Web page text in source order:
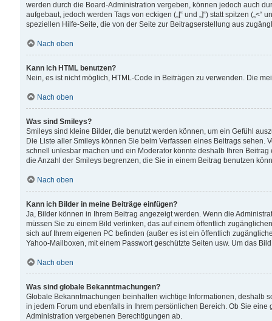
werden durch die Board-Administration vergeben, können jedoch auch
aufgebaut, jedoch werden Tags von eckigen („[“ und „]“) statt spitzen
speziellen Hilfe-Seite, die von der Seite zur Beitragserstellung aus
Nach oben
Kann ich HTML benutzen?
Nein, es ist nicht möglich, HTML-Code in Beiträgen zu verwenden. Die
Nach oben
Was sind Smileys?
Smileys sind kleine Bilder, die benutzt werden können, um ein Gefühl
Die Liste aller Smileys können Sie beim Verfassen eines Beitrags
schnell unlesbar machen und ein Moderator könnte deshalb Ihren
die Anzahl der Smileys begrenzen, die Sie in einem Beitrag benutzen
Nach oben
Kann ich Bilder in meine Beiträge einfügen?
Ja, Bilder können in Ihrem Beitrag angezeigt werden. Wenn die
müssen Sie zu einem Bild verlinken, das auf einem öffentlich
sich auf Ihrem eigenen PC befinden (außer es ist ein öffentlich
Yahoo-Mailboxen, mit einem Passwort geschützte Seiten usw. Um das
Nach oben
Was sind globale Bekanntmachungen?
Globale Bekanntmachungen beinhalten wichtige Informationen, deshalb
in jedem Forum und ebenfalls in Ihrem persönlichen Bereich. Ob Sie
Administration vergebenen Berechtigungen ab.